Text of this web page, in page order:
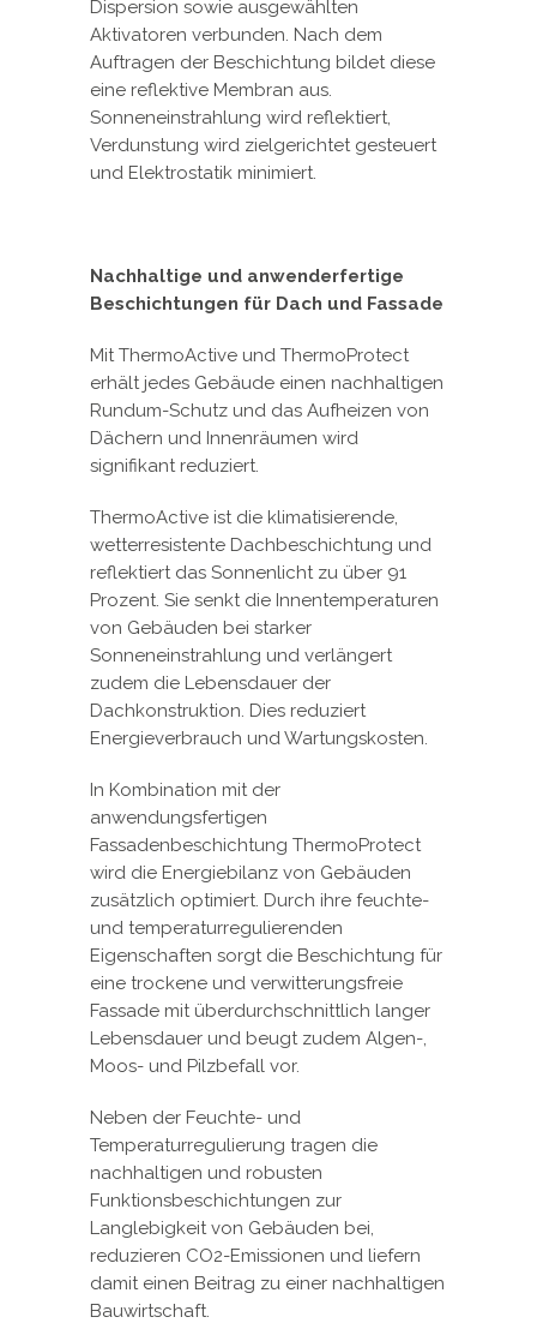
Dispersion sowie ausgewählten
Aktivatoren verbunden. Nach dem
Auftragen der Beschichtung bildet diese
eine reflektive Membran aus.
Sonneneinstrahlung wird reflektiert,
Verdunstung wird zielgerichtet gesteuert
und Elektrostatik minimiert.
Nachhaltige und anwenderfertige
Beschichtungen für Dach und Fassade
Mit ThermoActive und ThermoProtect
erhält jedes Gebäude einen nachhaltigen
Rundum-Schutz und das Aufheizen von
Dächern und Innenräumen wird
signifikant reduziert.
ThermoActive ist die klimatisierende,
wetterresistente Dachbeschichtung und
reflektiert das Sonnenlicht zu über 91
Prozent. Sie senkt die Innentemperaturen
von Gebäuden bei starker
Sonneneinstrahlung und verlängert
zudem die Lebensdauer der
Dachkonstruktion. Dies reduziert
Energieverbrauch und Wartungskosten.
In Kombination mit der
anwendungsfertigen
Fassadenbeschichtung ThermoProtect
wird die Energiebilanz von Gebäuden
zusätzlich optimiert. Durch ihre feuchte-
und temperaturregulierenden
Eigenschaften sorgt die Beschichtung für
eine trockene und verwitterungsfreie
Fassade mit überdurchschnittlich langer
Lebensdauer und beugt zudem Algen-,
Moos- und Pilzbefall vor.
Neben der Feuchte- und
Temperaturregulierung tragen die
nachhaltigen und robusten
Funktionsbeschichtungen zur
Langlebigkeit von Gebäuden bei,
reduzieren CO2-Emissionen und liefern
damit einen Beitrag zu einer nachhaltigen
Bauwirtschaft.